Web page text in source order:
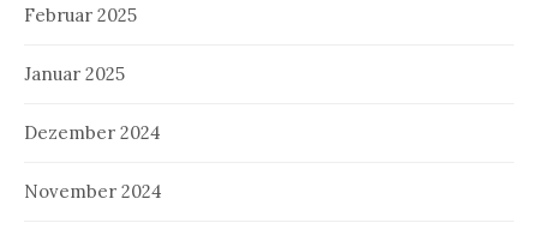
Februar 2025
Januar 2025
Dezember 2024
November 2024